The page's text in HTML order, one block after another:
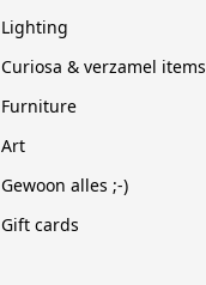
Lighting
Curiosa & verzamel items
Furniture
Art
Gewoon alles ;-)
Gift cards